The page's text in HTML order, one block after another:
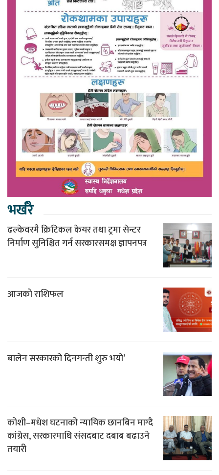
भर्खरै
ढल्केवरमै क्रिटिकल केयर तथा ट्रमा सेन्टर
निर्माण सुनिश्चित गर्न सरकारसमक्ष ज्ञापनपत्र
आजको राशिफल
बालेन सरकारको दिनगन्ती शुरु भयो’
कोशी–मधेश घटनाको न्यायिक छानबिन माग्दै
कांग्रेस, सरकारमाथि संसदबाट दबाब बढाउने
तयारी